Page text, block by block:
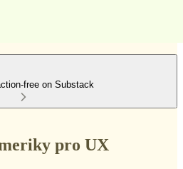
free on Substack
pro UX